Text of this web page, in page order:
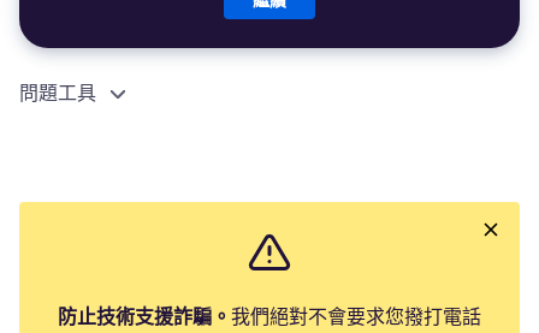
問題工具
防止技術支援詐騙。 我們絕對不會要求您撥打電話